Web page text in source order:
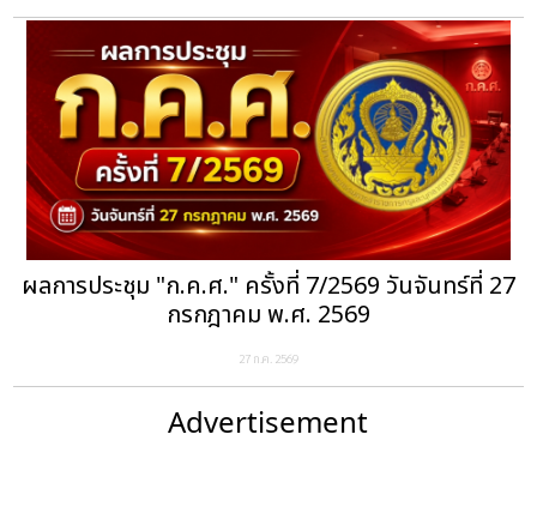
ผลการประชุม "ก.ค.ศ." ครั้งที่ 7/2569 วันจันทร์ที่ 27
กรกฎาคม พ.ศ. 2569
27 ก.ค. 2569
Advertisement